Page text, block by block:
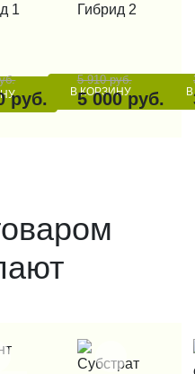
1
руб. В КОРЗИНУ
Гибрид 2
5 910 руб.
5 000 руб.